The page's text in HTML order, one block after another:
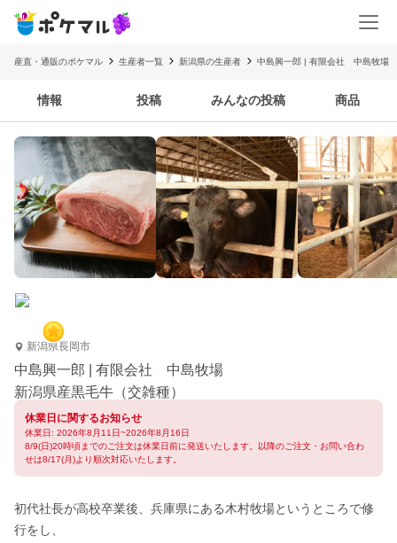
産直・通販のポケマル 生産者一覧 新潟県の生産者 中島興一郎 | 有限会社 中島牧場
情報 投稿 みんなの投稿 商品
新潟県長岡市
中島興一郎 | 有限会社 中島牧場
新潟県産黒毛牛（交雑種）
休業日に関するお知らせ
休業日: 2026年8月11日~2026年8月16日
8/9(日)20時頃までのご注文は休業日前に発送いたします。以降のご注文・お問い合わ
せは8/17(月)より順次対応いたします。
初代社長が高校卒業後、兵庫県にある木村牧場というところで修
行をし、